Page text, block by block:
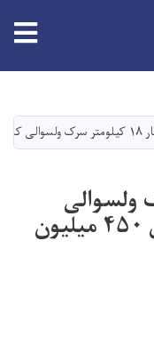
آغاز شد
سرک ولسوالی
کشنده ولایت بلخ به ارزش ۴۵۰ میلیون